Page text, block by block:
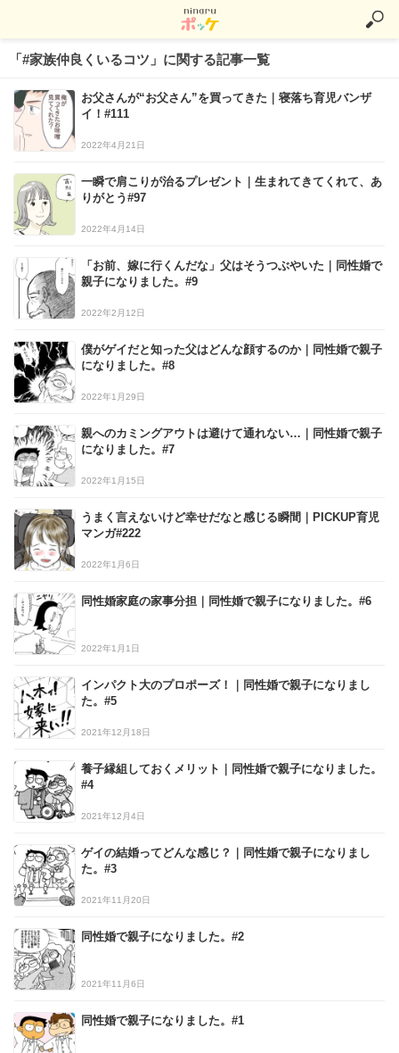
「#家族仲良くいるコツ」に関する記事一覧
お父さんが“お父さん”を買ってきた｜寝落ち育児バンザ
イ！#111
2022年4月21日
一瞬で肩こりが治るプレゼント｜生まれてきてくれて、あ
りがとう#97
2022年4月14日
「お前、嫁に行くんだな」父はそうつぶやいた｜同性婚で
親子になりました。#9
2022年2月12日
僕がゲイだと知った父はどんな顔するのか｜同性婚で親子
になりました。#8
2022年1月29日
親へのカミングアウトは避けて通れない…｜同性婚で親子
になりました。#7
2022年1月15日
うまく言えないけど幸せだなと感じる瞬間｜PICKUP育児
マンガ#222
2022年1月6日
同性婚家庭の家事分担｜同性婚で親子になりました。#6
2022年1月1日
インパクト大のプロポーズ！｜同性婚で親子になりまし
た。#5
2021年12月18日
養子縁組しておくメリット｜同性婚で親子になりました。
#4
2021年12月4日
ゲイの結婚ってどんな感じ？｜同性婚で親子になりまし
た。#3
2021年11月20日
同性婚で親子になりました。#2
2021年11月6日
同性婚で親子になりました。#1